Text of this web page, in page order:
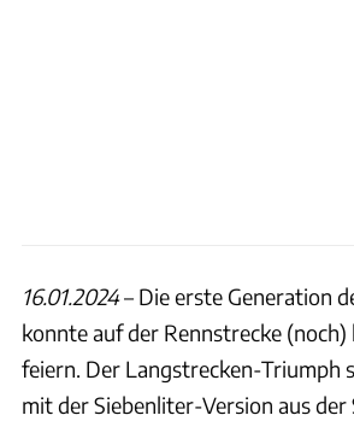
16.01.2024– Die erste Generation
konnte auf der Rennstrecke (noch)
feiern. Der Langstrecken-Triumph
mit der Siebenliter-Version aus der